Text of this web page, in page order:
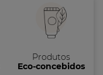
Produtos
Eco-concebidos